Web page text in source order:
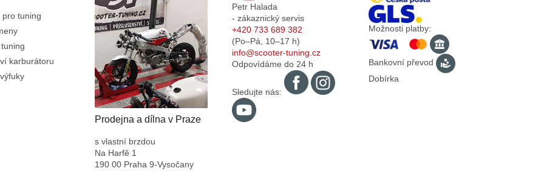
pro tuning
karburátoru
Prodejna a dílna v Praze
s vlastní brzdou
Na Harfě 1
190 00 Praha 9-Vysočany
Petr Halada
- zákaznický servis
+420 733 689 382
(Po–Pá, 10–17 h)
info@scooter-tuning.cz
Odpovídáme do 24 h
Sledujte nás:
Možnosti platby:
Bankovní převod
Dobírka